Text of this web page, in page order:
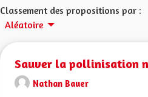
Classement des propositions par :
Aléatoire
Sauver la pollinisation
Nathan Bauer